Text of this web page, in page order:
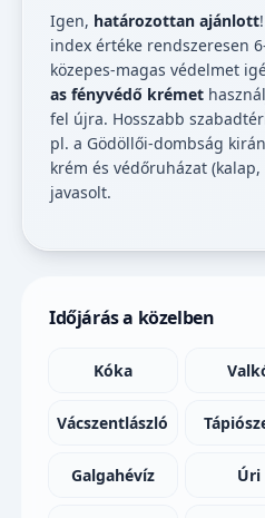
Igen, határozottan ajánlott
index értéke rendszeresen
közepes-magas védelmet
as fényvédő krémet
fel újra. Hosszabb
pl. a Gödöllői-dombság
krém és védőruházat
javasolt.
Időjárás a közelben
Kóka
Vácszentlászló
Galgahévíz Úri